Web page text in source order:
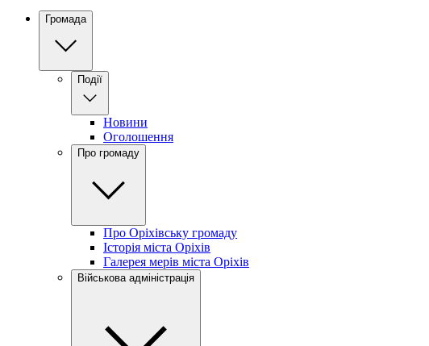
Громада
Події
Новини
Оголошення
Про громаду
Про Оріхівську громаду
Історія міста Оріхів
Галерея мерів міста Оріхів
Військова адміністрація